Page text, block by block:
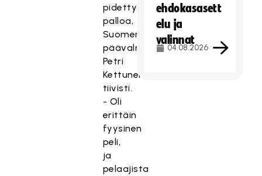
pidettyä
palloa,
Suomen
päävalmentaja
Petri
Kettunen
tiivisti.
- Oli
erittäin
fyysinen
peli,
ja
pelaajista
ehdokasasett
elu ja
valinnat
04.08.2026